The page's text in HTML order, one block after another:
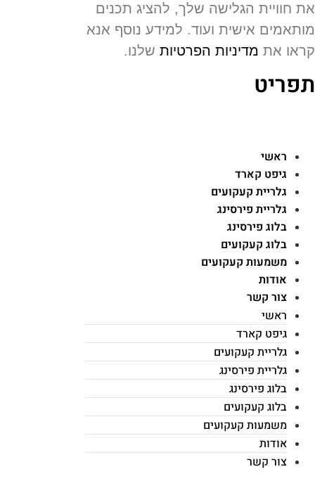
חוויית הגלישה שלך, להציג תכנים
אישית ועוד. למידע נוסף אנא
אתמדיניות הפרטיותשלנו.
ראשי
גיפט קארד
גלריית קעקועים
גלריית פירסינג
בלוג פירסינג
בלוג קעקועים
משמעות קעקועים
אודות
צור קשר
ראשי
גיפט קארד
גלריית קעקועים
גלריית פירסינג
בלוג פירסינג
בלוג קעקועים
משמעות קעקועים
אודות
צור קשר